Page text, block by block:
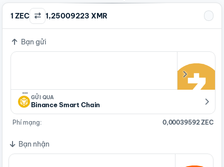
1 ZEC 1,25009223 XMR
Bạn gửi
…
GỬI QUA
Binance Smart Chain
Phí mạng: 0,00039592 ZEC
Bạn nhận